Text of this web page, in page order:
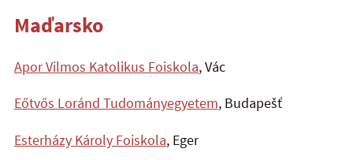
Maďarsko
Apor Vilmos Katolikus Foiskola, Vác
Eőtvős Loránd Tudományegyetem, Budapešť
Esterházy Károly Foiskola, Eger